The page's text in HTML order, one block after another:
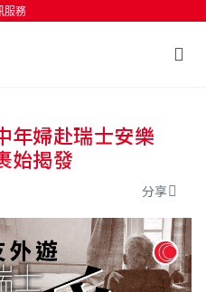
服務
開始搜尋婦赴瑞士安樂
始揭發
分享